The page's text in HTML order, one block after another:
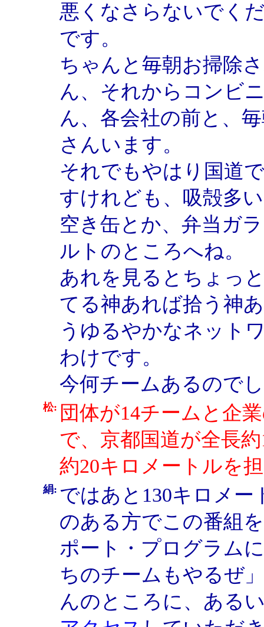
悪くなさらないでく
です。
ちゃんと毎朝お掃除
ん、それからコンビ
ん、各会社の前と、
さんいます。
それでもやはり国道
すけれども、吸殻多
空き缶とか、弁当ガ
ルトのところへね。
あれを見るとちょっ
てる神あれば拾う神
うゆるやかなネット
わけです。
今何チームあるので
松: 団体が14チームと企
で、京都国道が全長
約20キロメートルを
絹: ではあと130キロメ
のある方でこの番組
ポート・プログラム
ちのチームもやるぜ
んのところに、ある